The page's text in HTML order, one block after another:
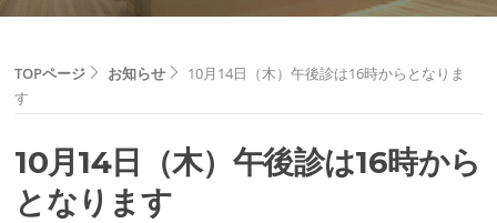
TOPページ お知らせ
10月14日（木）午後診は16時からとなりま
す
10月14日（木）午後診は16時から
となります